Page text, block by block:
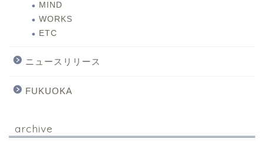
MIND
WORKS
ETC
ニュースリリース
FUKUOKA
archive